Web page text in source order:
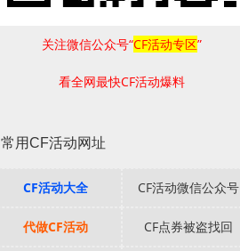
关注微信公众号“CF活动专区”
看全网最快CF活动爆料
常用CF活动网址
CF活动大全 CF活动微信公众号
代做CF活动 CF点券被盗找回